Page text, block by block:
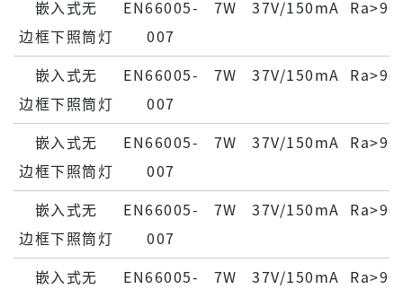
嵌⼊式⽆
边框下照筒灯
EN66005-
007
7W 37V/150mA Ra>90
嵌⼊式⽆
边框下照筒灯
EN66005-
007
7W 37V/150mA Ra>90
嵌⼊式⽆
边框下照筒灯
EN66005-
007
7W 37V/150mA Ra>90
嵌⼊式⽆
边框下照筒灯
EN66005-
007
7W 37V/150mA Ra>90
嵌⼊式⽆
EN66005-
7W 37V/150mA Ra>90